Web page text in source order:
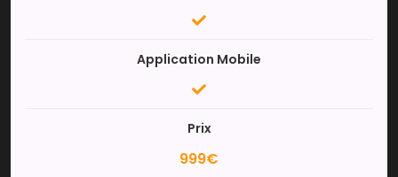
Application Mobile
Prix
999€